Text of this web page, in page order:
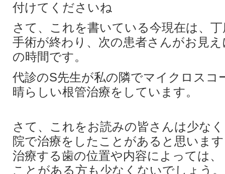
付けてくださいね
さて、これを書いている今現在は、
手術が終わり、次の患者さんがお見
の時間です。
代診のS先生が私の隣でマイクロスコ
晴らしい根管治療をしています。
さて、これをお読みの皆さんは少な
院で治療をしたことがあると思いま
治療する歯の位置や内容によっては
ことがある方も少なくないでしょう。